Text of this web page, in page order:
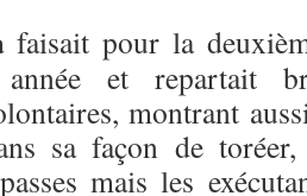
faisait pour la
et repartait
montrant
sa façon de
mais les